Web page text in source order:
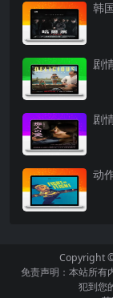
韩
剧
剧
动
Copyright
免责声明：本站所有
犯到您